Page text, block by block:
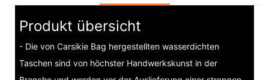
Produkt übersicht
- Die von Carsikie Bag hergestellten wasserdichten
Taschen sind von höchster Handwerkskunst in der